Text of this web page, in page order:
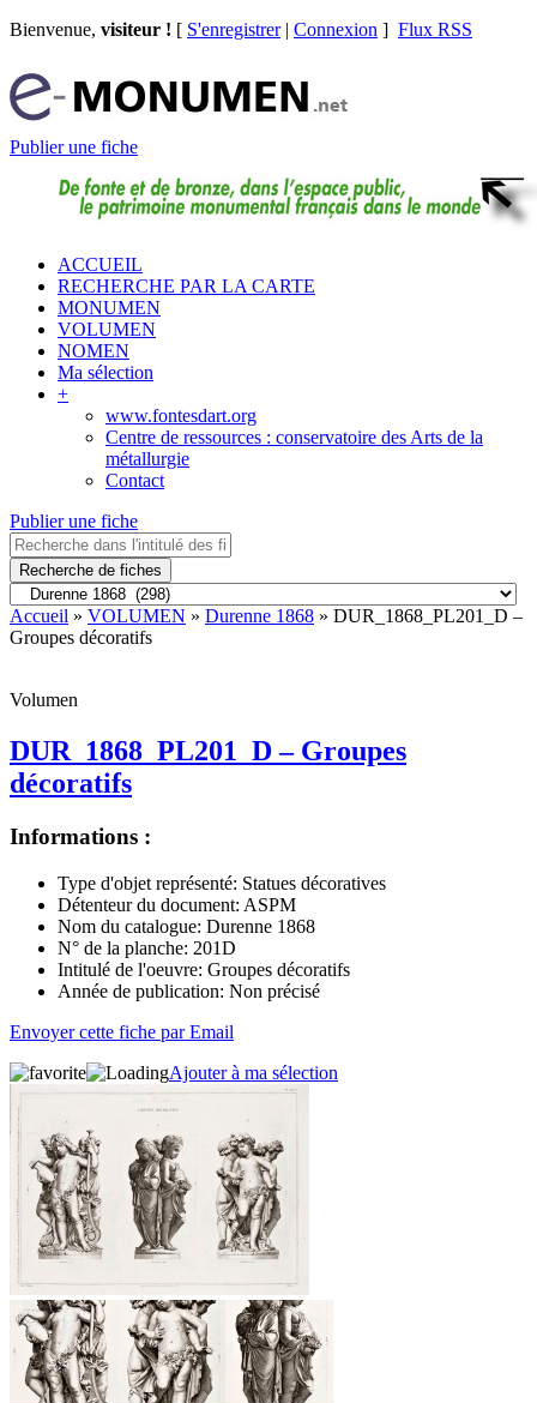
Bienvenue, visiteur ! [ S'enregistrer| Connexion ] Flux RSS
Publier une fiche
ACCUEIL
RECHERCHE PAR LA CARTE
MONUMEN
VOLUMEN
NOMEN
Ma sélection
+
www.fontesdart.org
Centre de ressources : conservatoire des Arts de la
métallurgie
Contact
Publier une fiche
Recherche de fiches
Accueil » VOLUMEN » Durenne 1868 » DUR_1868_PL201_D –
Groupes décoratifs
Volumen
DUR_1868_PL201_D – Groupes
décoratifs
Informations :
Type d'objet représenté: Statues décoratives
Détenteur du document: ASPM
Nom du catalogue: Durenne 1868
N° de la planche: 201D
Intitulé de l'oeuvre: Groupes décoratifs
Année de publication: Non précisé
Envoyer cette fiche par Email
Ajouter à ma sélection